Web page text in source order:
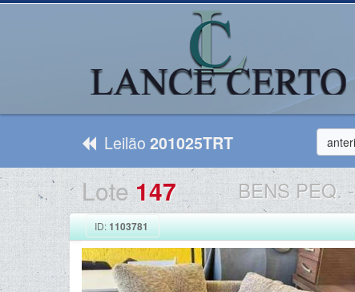
Leilão 201025TRT
Lote147 BENS PEQ. -
ID:1103781